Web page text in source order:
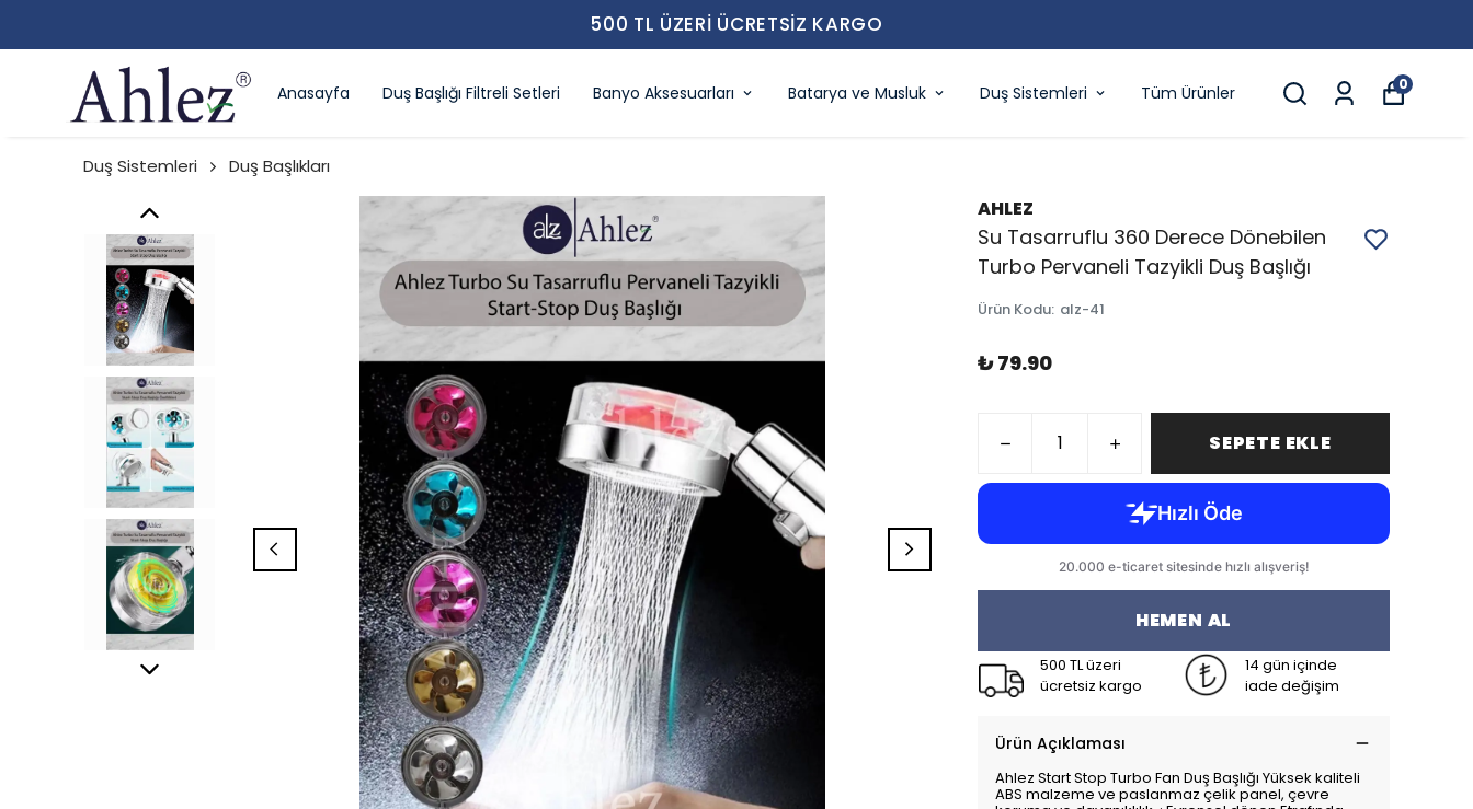
500 TL ÜZERI ÜCRETSIZ KARGO
Anasayfa Duş Başlığı Filtreli Setleri Banyo Aksesuarları Batarya ve Musluk Duş Sistemleri Tüm Ürünler 0
Duş Sistemleri Duş Başlıkları
AHLEZ
Su Tasarruflu 360 Derece Dönebilen
Turbo Pervaneli Tazyikli Duş Başlığı
Ürün Kodu: alz-41
₺ 79.90
SEPETE EKLE
HEMEN AL
500 TL üzeri
ücretsiz kargo
14 gün içinde
iade değişim
Ürün Açıklaması
Ahlez Start Stop Turbo Fan Duş Başlığı Yüksek kaliteli
ABS malzeme ve paslanmaz çelik panel, çevre